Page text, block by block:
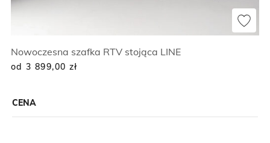
CENA
Nowoczesna szafka RTV stojąca LINE
od 3 899,00 zł